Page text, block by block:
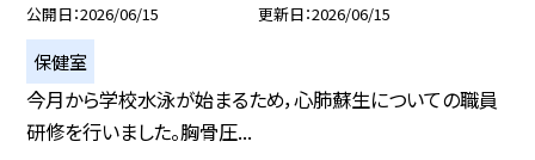
公開日 2026/06/15 更新日 2026/06/15
保健室
今月から学校水泳が始まるため，心肺蘇生についての職員
研修を行いました。胸骨圧...